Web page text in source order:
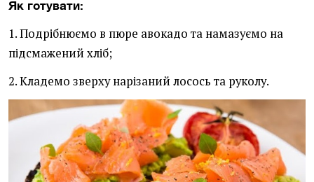
Як готувати:
1. Подрібнюємо в пюре авокадо та намазуємо на
підсмажений хліб;
2. Кладемо зверху нарізаний лосось та руколу.